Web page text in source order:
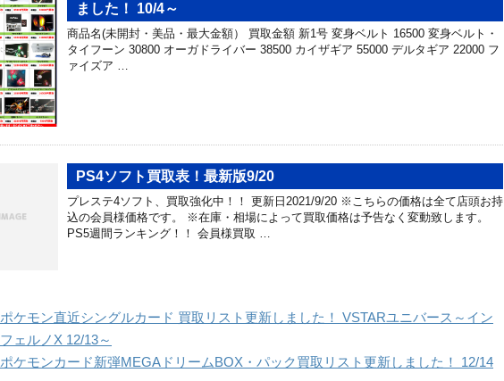
ました！ 10/4～
商品名(未開封・美品・最大金額） 買取金額 新1号 変身ベルト 16500 変身ベルト・
タイフーン 30800 オーガドライバー 38500 カイザギア 55000 デルタギア 22000 フ
ァイズア …
PS4ソフト買取表！最新版9/20
プレステ4ソフト、買取強化中！！ 更新日2021/9/20 ※こちらの価格は全て店頭お持
込の会員様価格です。 ※在庫・相場によって買取価格は予告なく変動致します。
PS5週間ランキング！！ 会員様買取 …
ポケモン直近シングルカード 買取リスト更新しました！ VSTARユニバース～イン
フェルノX 12/13～
ポケモンカード新弾MEGAドリームBOX・パック買取リスト更新しました！ 12/14